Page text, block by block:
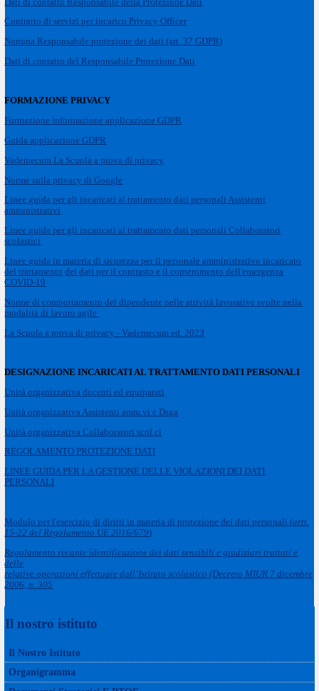
Contratto di servizi per incarico Privacy Officer
Nomina Responsabile protezione dei dati (art. 37 GDPR)
Dati di contatto del Responsabile Protezione Dati
FORMAZIONE PRIVACY
Formazione informazione applicazione GDPR
Guida applicazione GDPR
Vademecum La Scuola a prova di privacy
Norme sulla privacy di Google
Linee guida per gli incaricati al trattamento dati personali Assistenti
amministrativi
Linee guida per gli incaricati al trattamento dati personali Collaboratori
scolastici
Linee guida in materia di sicurezza per il personale amministrativo incaricato
del trattamento dei dati per il contrasto e il contenimento dell'emergenza
COVID-19
Norme di comportamento del dipendente nelle attività lavorative svolte nella
modalità di lavoro agile
La Scuola a prova di privacy - Vademecum ed. 2023
DESIGNAZIONE INCARICATI AL TRATTAMENTO DATI PERSONALI
Unità organizzativa docenti ed equiparati
Unità organizzativa Assistenti amm.vi e Dsga
Unità organizzativa Collaboratori scol.ci
REGOLAMENTO PROTEZIONE DATI
LINEE GUIDA PER LA GESTIONE DELLE VIOLAZIONI DEI DATI
PERSONALI
Modulo per l'esercizio di diritti in materia di protezione dei dati personali (artt.
15-22 del Regolamento UE 2016/679)
Regolamento recante identificazione dei dati sensibili e giudiziari trattati e
delle
relative operazioni effettuate dall’Istituto scolastico (Decreto MIUR 7 dicembre
2006, n. 305
Il nostro istituto
Il Nostro Istituto
Organigramma